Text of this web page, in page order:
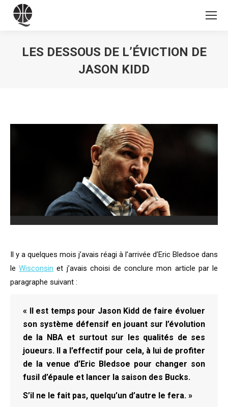
LES DESSOUS DE L’ÉVICTION DE
JASON KIDD
Il y a quelques mois j’avais réagi à l’arrivée d’Eric Bledsoe dans
leWisconsin et j’avais choisi de conclure mon article par le
paragraphe suivant :
« Il est temps pour Jason Kidd de faire évoluer
son système défensif en jouant sur l’évolution
de la NBA et surtout sur les qualités de ses
joueurs. Il a l’effectif pour cela, à lui de profiter
de la venue d’Eric Bledsoe pour changer son
fusil d’épaule et lancer la saison des Bucks.
S’il ne le fait pas, quelqu’un d’autre le fera. »